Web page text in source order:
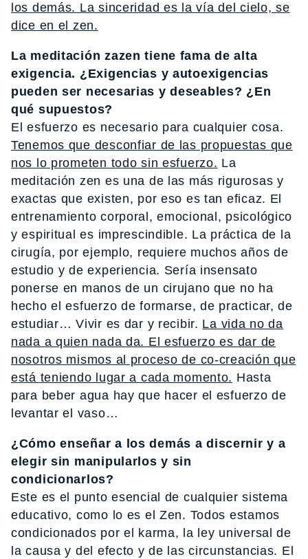
los demás. La sinceridad es la vía del cielo, se
dice en el zen.
La meditación zazen tiene fama de alta
exigencia. ¿Exigencias y autoexigencias
pueden ser necesarias y deseables? ¿En
qué supuestos?
El esfuerzo es necesario para cualquier cosa.
Tenemos que desconfiar de las propuestas que
nos lo prometen todo sin esfuerzo. La
meditación zen es una de las más rigurosas y
exactas que existen, por eso es tan eficaz. El
entrenamiento corporal, emocional, psicológico
y espiritual es imprescindible. La práctica de la
cirugía, por ejemplo, requiere muchos años de
estudio y de experiencia. Sería insensato
ponerse en manos de un cirujano que no ha
hecho el esfuerzo de formarse, de practicar, de
estudiar… Vivir es dar y recibir. La vida no da
nada a quien nada da. El esfuerzo es dar de
nosotros mismos al proceso de co-creación que
está teniendo lugar a cada momento. Hasta
para beber agua hay que hacer el esfuerzo de
levantar el vaso…
¿Cómo enseñar a los demás a discernir y a
elegir sin manipularlos y sin
condicionarlos?
Este es el punto esencial de cualquier sistema
educativo, como lo es el Zen. Todos estamos
condicionados por el karma, la ley universal de
la causa y del efecto y de las circunstancias. El